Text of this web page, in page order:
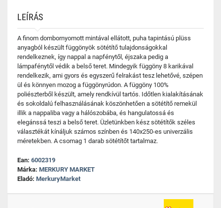
LEÍRÁS
A finom dombornyomott mintával ellátott, puha tapintású plüss
anyagból készült függönyök sötétítő tulajdonságokkal
rendelkeznek, így nappal a napfénytől, éjszaka pedig a
lámpafénytől védik a belső teret. Mindegyik függöny 8 karikával
rendelkezik, ami gyors és egyszerű felrakást tesz lehetővé, szépen
ül és könnyen mozog a függönyrúdon. A függöny 100%
poliészterből készült, amely rendkívül tartós. Időtlen kialakításának
és sokoldalú felhasználásának köszönhetően a sötétítő remekül
illik a nappaliba vagy a hálószobába, és hangulatossá és
elegánssá teszi a belső teret. Üzletünkben kész sötétítők széles
választékát kínáljuk számos színben és 140x250-es univerzális
méretekben. A csomag 1 darab sötétítőt tartalmaz.
Ean: 6002319
Márka: MERKURY MARKET
Eladó: MerkuryMarket